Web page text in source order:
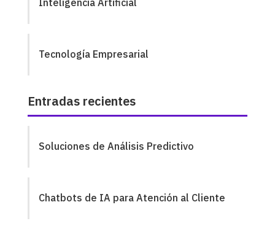
Inteligencia Artificial
Tecnología Empresarial
Entradas recientes
Soluciones de Análisis Predictivo
Chatbots de IA para Atención al Cliente